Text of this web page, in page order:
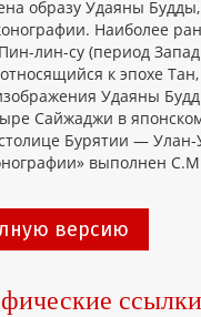
образу Удаяны
Наиболее
лин-су (период
к эпохе
Удаяны
Сайжаджи в
Бурятии —
выполнен
версию
ссылки